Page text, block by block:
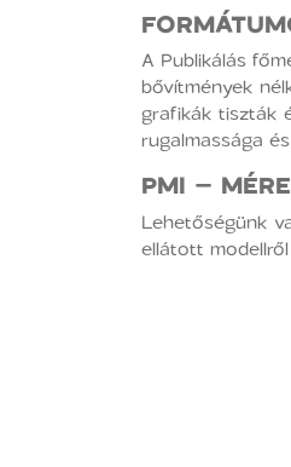
A Publikálás
bővítmények
grafikák tiszták
rugalmassága
PMI –
Lehetőségünk
ellátott